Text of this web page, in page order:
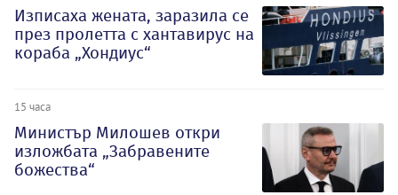
Изписаха жената, заразила се
през пролетта с хантавирус на
кораба „Хондиус“
15 часа
Министър Милошев откри
изложбата „Забравените
божества“